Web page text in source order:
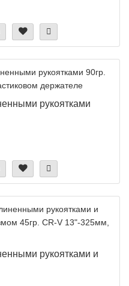
рукоятками
рукоятками и